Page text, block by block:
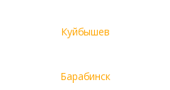
Куйбышев
Барабинск